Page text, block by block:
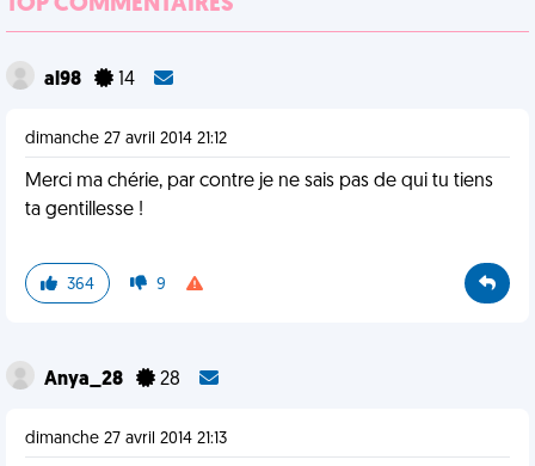
TOP COMMENTAIRES
al98 14
dimanche 27 avril 2014 21:12
Merci ma chérie, par contre je ne sais pas de qui tu tiens
ta gentillesse !
364 9
Anya_28 28
dimanche 27 avril 2014 21:13